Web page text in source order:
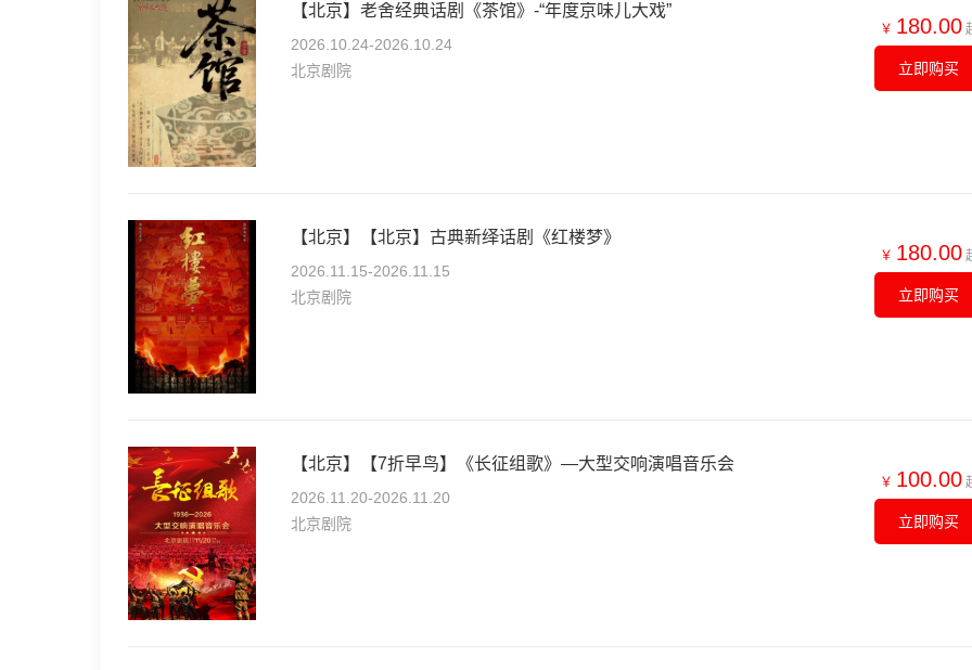
【北京】老舍经典话剧《茶馆》-“年度京味儿大戏”
2026.10.24-2026.10.24
北京剧院
￥ 180.00
立即购买
【北京】【北京】古典新绎话剧《红楼梦》
2026.11.15-2026.11.15
北京剧院
￥ 180.00
立即购买
【北京】【7折早鸟】《长征组歌》—大型交响演唱音乐会
2026.11.20-2026.11.20
北京剧院
￥ 100.00
立即购买